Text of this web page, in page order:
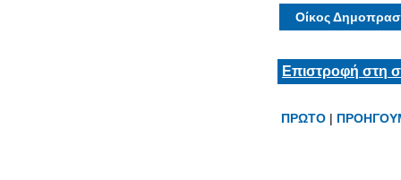
Οίκος
Επιστροφή στη
ΠΡΩΤΟ |